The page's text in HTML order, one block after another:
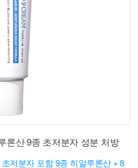
론산 9종 초저분자 성분 처방
저분자 포함 9종 히알루론산 + 8